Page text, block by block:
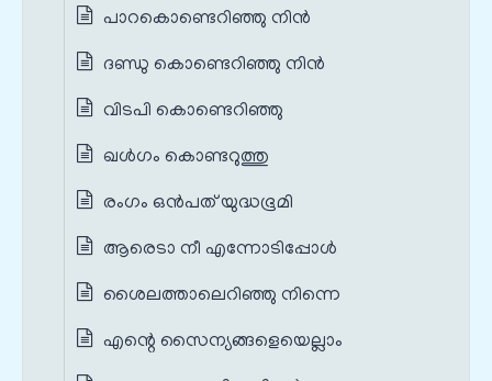
പാറകൊണ്ടെറിഞ്ഞു നിന്‍
ദണ്ഡു കൊണ്ടെറിഞ്ഞു നിന്‍
വിടപി കൊണ്ടെറിഞ്ഞു
ഖള്‍ഗം കൊണ്ടറുത്തു
രംഗം ഒൻപത് യുദ്ധഭൂമി
ആരെടാ നീ എന്നോടിപ്പോൾ
ശൈലത്താലെറിഞ്ഞു നിന്നെ
എന്റെ സൈന്യങ്ങളെയെല്ലാം